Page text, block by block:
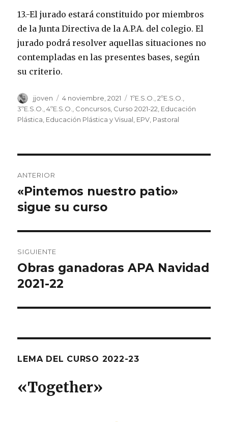
13.-El jurado estará constituido por miembros
de la Junta Directiva de la A.P.A. del colegio. El
jurado podrá resolver aquellas situaciones no
contempladas en las presentes bases, según
su criterio.
Autor
jjoven
Publicado
el
4 noviembre, 2021 Categorías
1ºE.S.O. ,2ºE.S.O.
3ºE.S.O.
,4ºE.S.O. Concursos Curso 2021-22 Educación
Plástica Educación Plástica y Visual EPV Pastoral
de
entradas
ANTERIOR
Entrada
anterior:
«Pintemos nuestro patio»
sigue su curso
SIGUIENTE
Entrada
siguiente:
Obras ganadoras APA Navidad
2021-22
LEMA DEL CURSO 2022-23
«Together»